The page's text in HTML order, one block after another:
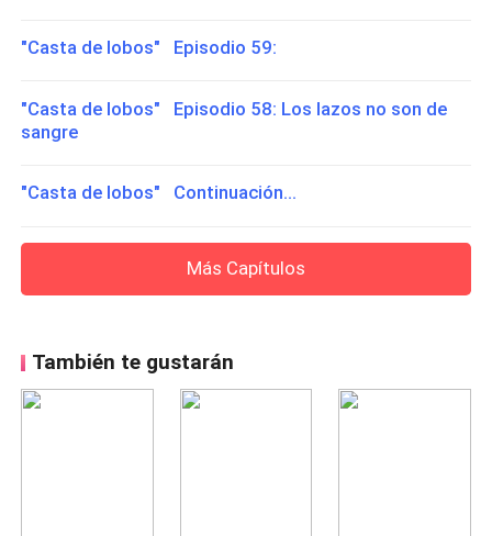
"Casta de lobos" Episodio 59:
"Casta de lobos" Episodio 58: Los lazos no son de
sangre
"Casta de lobos" Continuación...
Más Capítulos
También te gustarán